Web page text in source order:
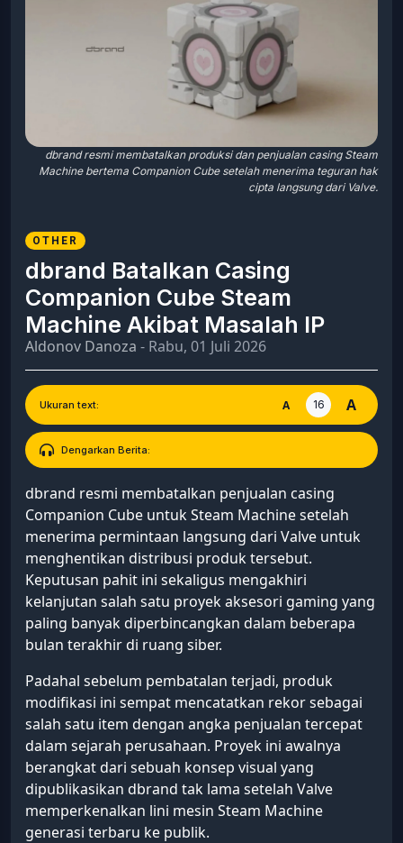
dbrand resmi membatalkan produksi dan penjualan casing Steam
Machine bertema Companion Cube setelah menerima teguran hak
cipta langsung dari Valve.
OTHER
dbrand Batalkan Casing
Companion Cube Steam
Machine Akibat Masalah IP
Aldonov Danoza - Rabu, 01 Juli 2026
Ukuran text: A 16 A
Dengarkan Berita:
dbrand resmi membatalkan penjualan casing
Companion Cube untuk Steam Machine setelah
menerima permintaan langsung dari Valve untuk
menghentikan distribusi produk tersebut.
Keputusan pahit ini sekaligus mengakhiri
kelanjutan salah satu proyek aksesori gaming yang
paling banyak diperbincangkan dalam beberapa
bulan terakhir di ruang siber.
Padahal sebelum pembatalan terjadi, produk
modifikasi ini sempat mencatatkan rekor sebagai
salah satu item dengan angka penjualan tercepat
dalam sejarah perusahaan. Proyek ini awalnya
berangkat dari sebuah konsep visual yang
dipublikasikan dbrand tak lama setelah Valve
memperkenalkan lini mesin Steam Machine
generasi terbaru ke publik.